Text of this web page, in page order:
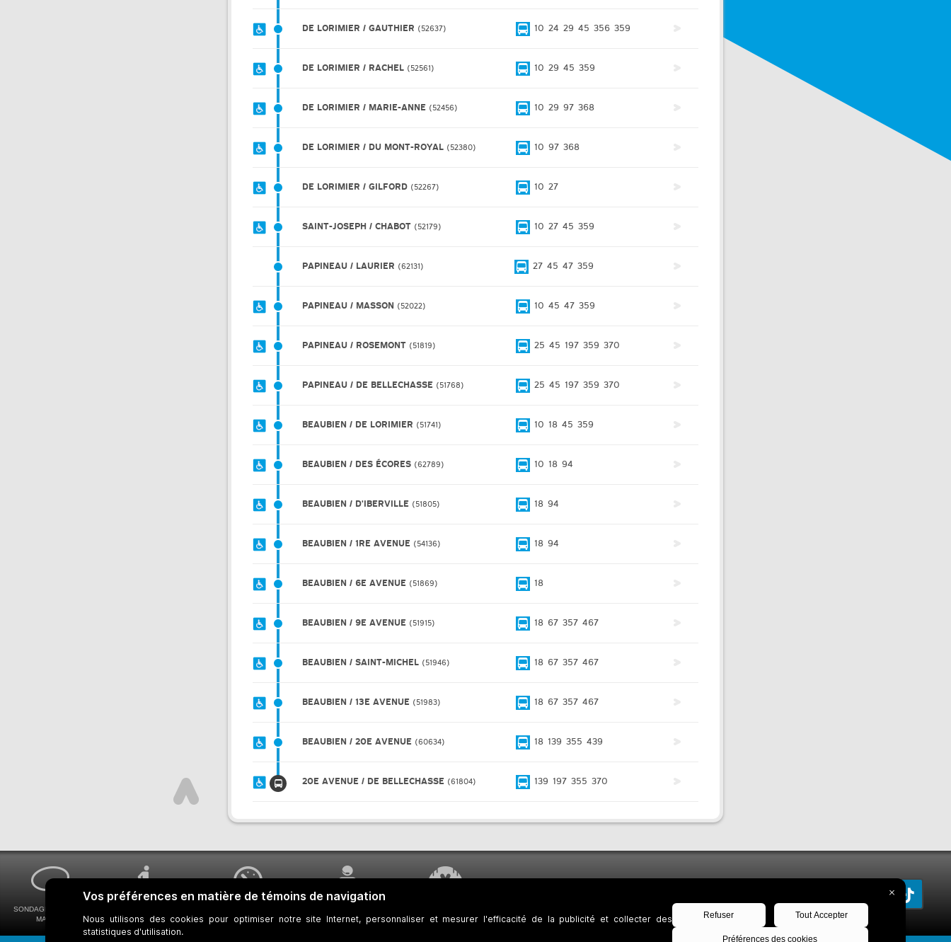
DE LORIMIER / GAUTHIER 52637 10 24 29 45 356 359
DE LORIMIER / RACHEL 52561 10 29 45 359
DE LORIMIER / MARIE-ANNE 52456 10 29 97 368
DE LORIMIER / DU MONT-ROYAL 52380 10 97 368
DE LORIMIER / GILFORD 52267 10 27
SAINT-JOSEPH / CHABOT 52179 10 27 45 359
PAPINEAU / LAURIER 62131 27 45 47 359
PAPINEAU / MASSON 52022 10 45 47 359
PAPINEAU / ROSEMONT 51819 25 45 197 359 370
PAPINEAU / DE BELLECHASSE 51768 25 45 197 359 370
BEAUBIEN / DE LORIMIER 51741 10 18 45 359
BEAUBIEN / DES ÉCORES 62789 10 18 94
BEAUBIEN / D'IBERVILLE 51805 18 94
BEAUBIEN / 1RE AVENUE 54136 18 94
BEAUBIEN / 6E AVENUE 51869 18
BEAUBIEN / 9E AVENUE 51915 18 67 357 467
BEAUBIEN / SAINT-MICHEL 51946 18 67 357 467
BEAUBIEN / 13E AVENUE 51983 18 67 357 467
BEAUBIEN / 20E AVENUE 60634 18 139 355 439
20E AVENUE / DE BELLECHASSE 61804 139 197 355 370
SONDAGES MA VOIX
MA STM
UNIVERSELLE
VOS HORAIRES DE BUS
CLIENTÈLE